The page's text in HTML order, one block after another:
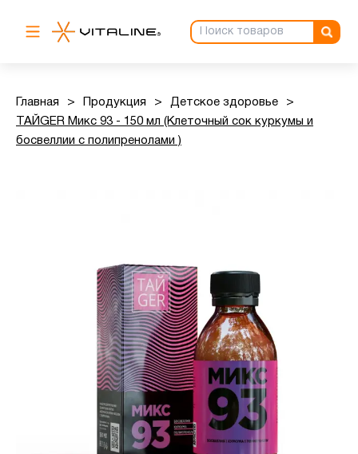
Главная > Продукция > Детское здоровье
>
ТАЙGER Микс 93 - 150 мл (Клеточный сок куркумы и
босвеллии с полипренолами )